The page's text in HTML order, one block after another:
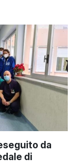
da
di